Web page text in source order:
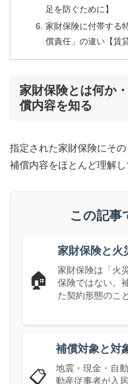
足を防ぐために】
家財保険に付帯する
償責任」の違い【賃
家財保険とは何か
償内容を知る
指定された家財保険にそ
補償内容をほとんど理解し
この記事
🏠
家財保険と火
家財保険は「火
保険ではない。
た契約形態のこ
📋
補償対象と対
地震・現金・自
動産従事者が入